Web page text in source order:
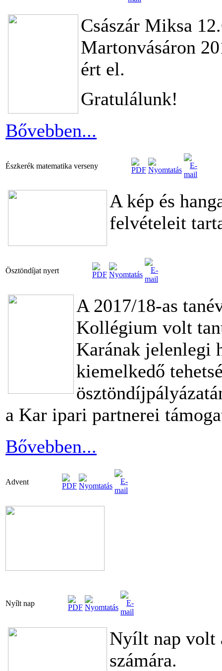
Császár Miksa
Martonvásáron
ért el.
Gratulálunk!
Bővebben...
Észkerék matematika verseny
A kép és
felvételeit
Ösztöndíjat nyert
A 2017/18-as
Kollégium volt
Karának jelenlegi
kiemelkedő
a Kar ipari partnerei
Bővebben...
Advent
Nyílt nap
Nyílt nap volt
számára.